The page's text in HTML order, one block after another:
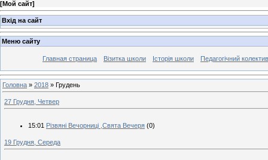
[Мой сайт]
Вхід на сайт
Меню сайту
Главная страница Візитка школи Історія школи Педагогічний колектив
Головна » 2018 » Грудень
27 Грудня, Четвер
15:01 Різвяні Вечорниці ,Свята Вечеря (0)
19 Грудня, Середа